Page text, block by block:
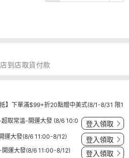
到店取貨付款
抵】下單滿$99+折20點贈中美式(8/1-8/31 限1
取常溫-開運大發 (8/6 10:0
登入領取
運大發(8/6 11:00-8/12) 登入領取
運大發(8/6 11:00-8/12) 登入領取